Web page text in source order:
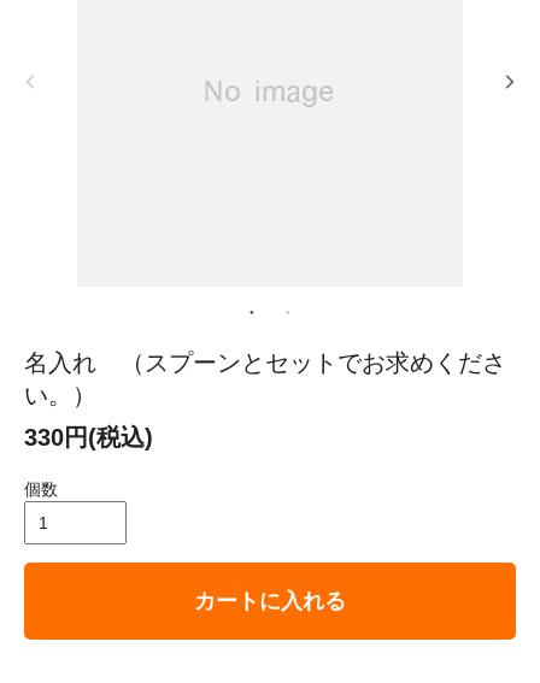
名入れ （スプーンとセットでお求めくださ
い。）
330円(税込)
個数
カートに入れる